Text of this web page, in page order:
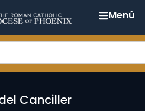
Menú
Canciller